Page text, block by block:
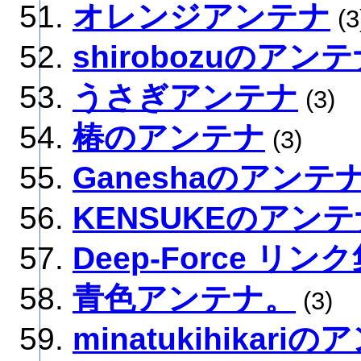
オレンジアンテナ
shirobozuのアンテ
うさぎアンテナ (3)
椿のアンテナ (3)
Ganeshaのアンテ
KENSUKEのアン
Deep-Force リンク
青色アンテナ。
(3)
minatukihikariのア